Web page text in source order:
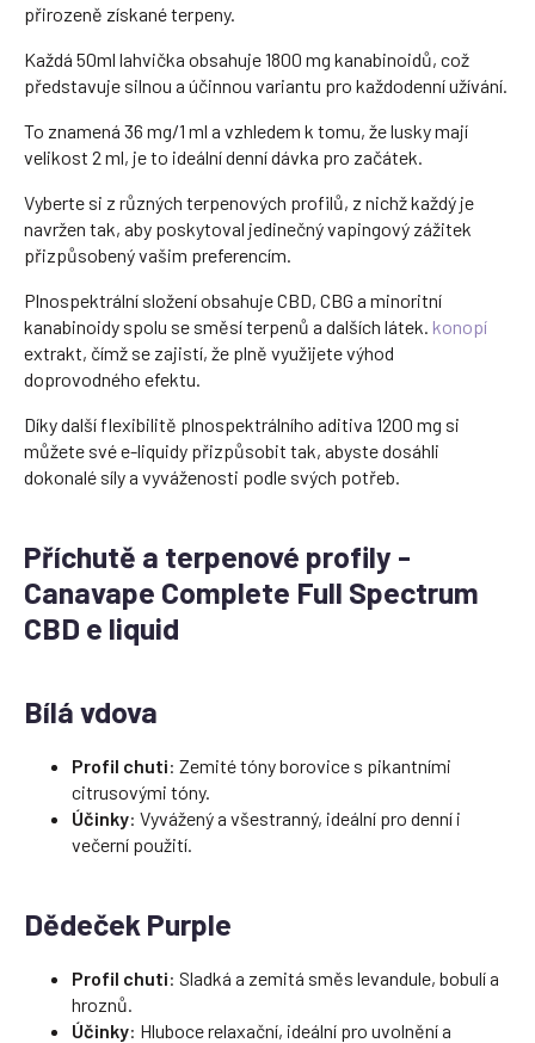
přirozeně získané terpeny.
Každá 50ml lahvička obsahuje 1800 mg kanabinoidů, což
představuje silnou a účinnou variantu pro každodenní užívání.
To znamená 36 mg/1 ml a vzhledem k tomu, že lusky mají
velikost 2 ml, je to ideální denní dávka pro začátek.
Vyberte si z různých terpenových profilů, z nichž každý je
navržen tak, aby poskytoval jedinečný vapingový zážitek
přizpůsobený vašim preferencím.
Plnospektrální složení obsahuje CBD, CBG a minoritní
kanabinoidy spolu se směsí terpenů a dalších látek. konopí
extrakt, čímž se zajistí, že plně využijete výhod
doprovodného efektu.
Díky další flexibilitě plnospektrálního aditiva 1200 mg si
můžete své e-liquidy přizpůsobit tak, abyste dosáhli
dokonalé síly a vyváženosti podle svých potřeb.
Příchutě a terpenové profily -
Canavape Complete Full Spectrum
CBD e liquid
Bílá vdova
Profil chuti: Zemité tóny borovice s pikantními
citrusovými tóny.
Účinky: Vyvážený a všestranný, ideální pro denní i
večerní použití.
Dědeček Purple
Profil chuti: Sladká a zemitá směs levandule, bobulí a
hroznů.
Účinky: Hluboce relaxační, ideální pro uvolnění a